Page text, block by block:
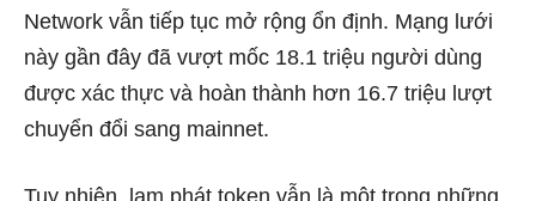
Network vẫn tiếp tục mở rộng ổn định. Mạng lưới
này gần đây đã vượt mốc 18.1 triệu người dùng
được xác thực và hoàn thành hơn 16.7 triệu lượt
chuyển đổi sang mainnet.